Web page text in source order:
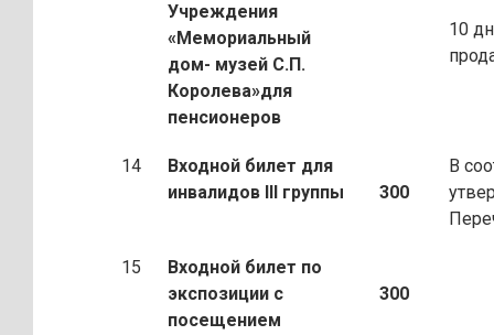
Учреждения
«Мемориальный
дом- музей С.П.
Королева»для
пенсионеров
10
14 Входной билет для
инвалидов III группы
300
В
15
Входной билет по
экспозиции с
посещением
300